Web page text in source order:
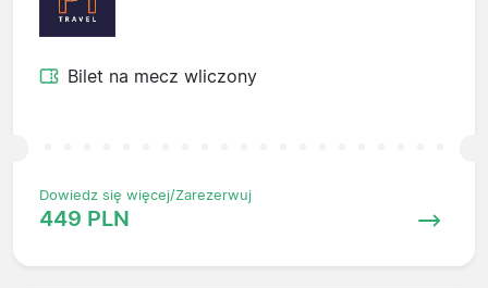
Bilet na mecz wliczony
Dowiedz się więcej/Zarezerwuj
449 PLN